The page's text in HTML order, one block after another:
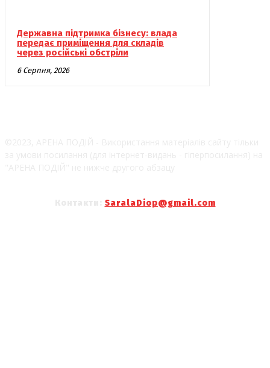
Державна підтримка бізнесу: влада
передає приміщення для складів
через російські обстріли
6 Серпня, 2026
SaralaDiop@gmail.com